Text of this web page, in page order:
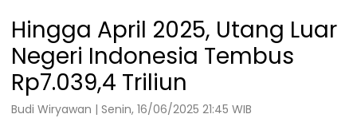
Hingga April 2025, Utang Luar
Negeri Indonesia Tembus
Rp7.039,4 Triliun
Budi Wiryawan | Senin, 16/06/2025 21:45 WIB